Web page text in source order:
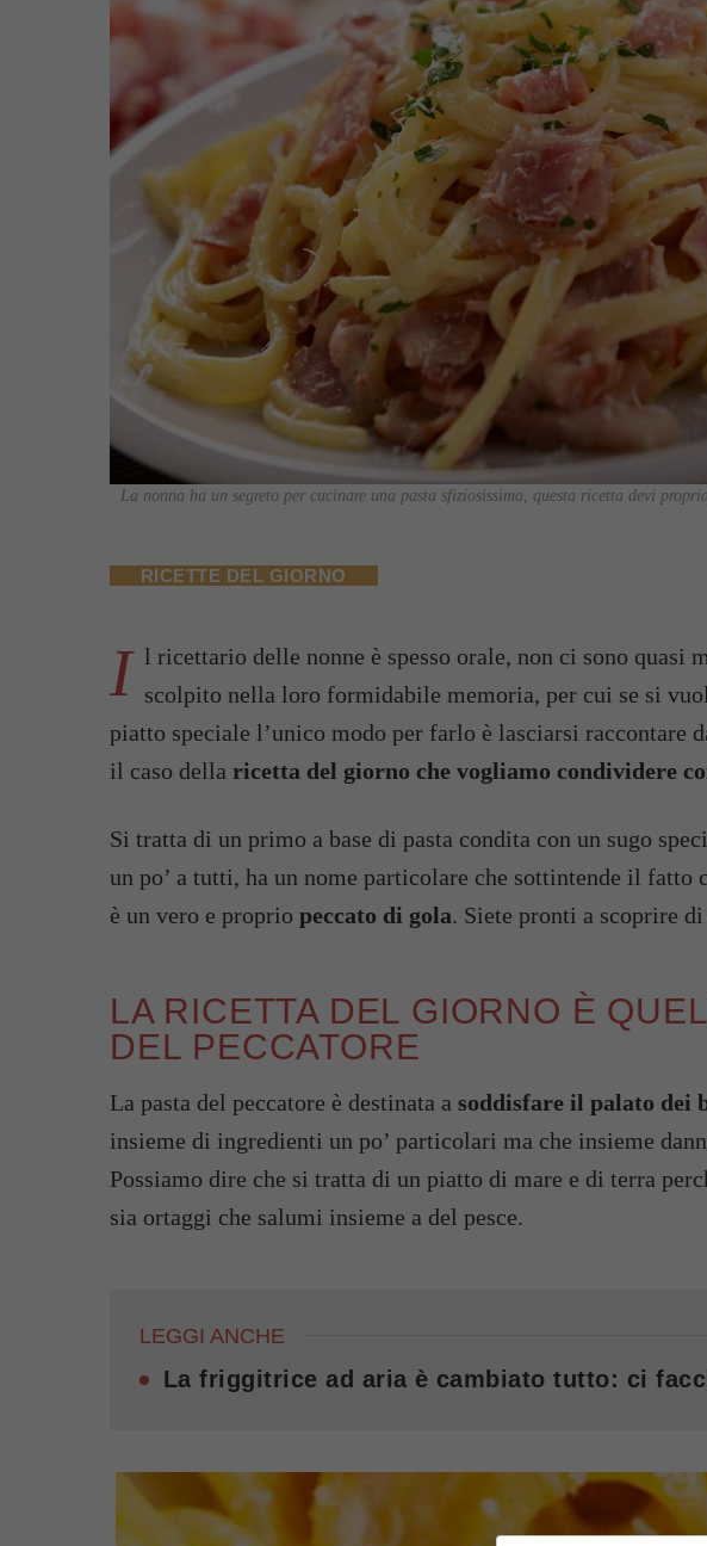
La nonna ha un segreto per cucinare una pasta sfiziosissima, questa ricetta devi
RICETTE DEL GIORNO
I l ricettario delle nonne è spesso orale, non ci sono quasi
scolpito nella loro formidabile memoria, per cui se si
piatto speciale l’unico modo per farlo è lasciarsi raccontare
il caso della ricetta del giorno che vogliamo condividere
Si tratta di un primo a base di pasta condita con un sugo
un po’ a tutti, ha un nome particolare che sottintende il fatto
è un vero e proprio peccato di gola. Siete pronti a scoprire
LA RICETTA DEL GIORNO È
DEL PECCATORE
La pasta del peccatore è destinata a soddisfare il palato dei
insieme di ingredienti un po’ particolari ma che insieme
Possiamo dire che si tratta di un piatto di mare e di terra
sia ortaggi che salumi insieme a del pesce.
LEGGI ANCHE
La friggitrice ad aria è cambiato tutto: ci